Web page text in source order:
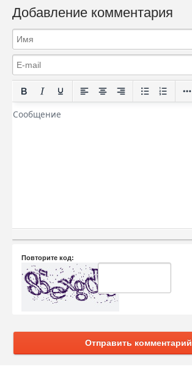
Добавление комментария
Повторите код:
Отправить комментарий